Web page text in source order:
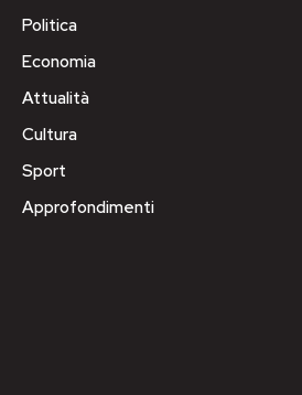
Politica
Economia
Attualità
Cultura
Sport
Approfondimenti